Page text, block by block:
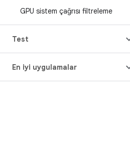
GPU sistem çağrısı filtreleme
Test
En iyi uygulamalar